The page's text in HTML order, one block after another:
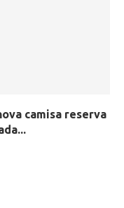
camisa reserva